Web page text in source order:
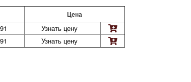
Цена
Узнать цену
Узнать цену